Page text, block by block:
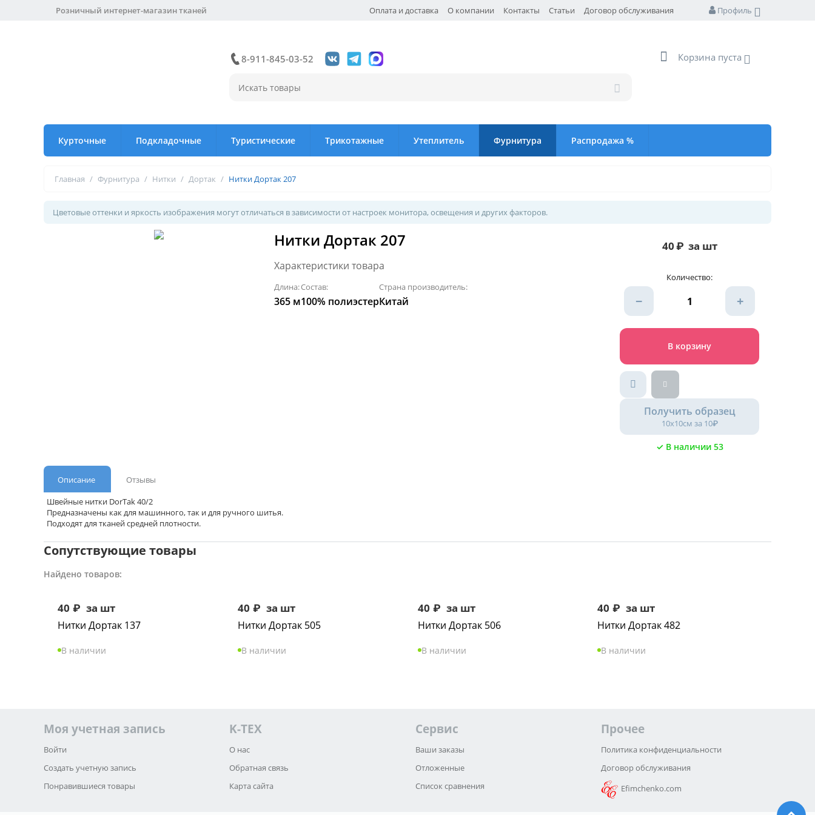
Профиль
Оплата и доставка О компании Контакты Статьи Договор обслуживания
Розничный интернет-магазин тканей
8-911-845-03-52 Корзина пуста
Курточные Подкладочные Туристические Трикотажные Утеплитель Фурнитура Распродажа %
Главная / Фурнитура / Нитки / Дортак / Нитки Дортак 207
Цветовые оттенки и яркость изображения могут отличаться в зависимости от настроек монитора, освещения и других факторов.
Нитки Дортак 207
Характеристики товара
Длина:
365 м
Состав:
100% полиэстер
Страна производитель:
Китай
40₽ за шт
Количество:
+
−
В корзину
Получить образец
10х10см за 10₽
✓ В наличии 53
Описание
Отзывы
Швейные нитки DorTak 40/2
Предназначены как для машинного, так и для ручного шитья.
Подходят для тканей средней плотности.
Сопутствующие товары
Найдено товаров:
40 ₽ за шт
Нитки Дортак 137
В наличии
40 ₽ за шт
Нитки Дортак 505
В наличии
40 ₽ за шт
Нитки Дортак 506
В наличии
40 ₽ за шт
Нитки Дортак 482
В наличии
Моя учетная запись
Войти
Создать учетную запись
Понравившиеся товары
K-TEX
О нас
Обратная связь
Карта сайта
Сервис
Ваши заказы
Отложенные
Список сравнения
Прочее
Политика конфиденциальности
Договор обслуживания
Efimchenko.com